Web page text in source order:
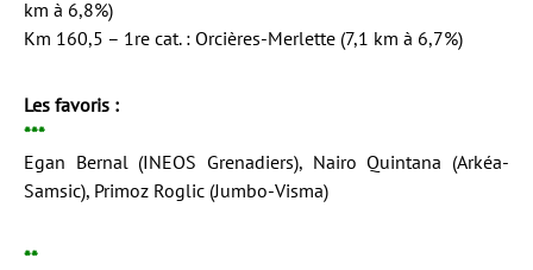
km à 6,8%)
Km 160,5 – 1re cat. : Orcières-Merlette (7,1 km à 6,7%)
Les favoris :
***
Egan Bernal (INEOS Grenadiers), Nairo Quintana (Arkéa-
Samsic), Primoz Roglic (Jumbo-Visma)
**